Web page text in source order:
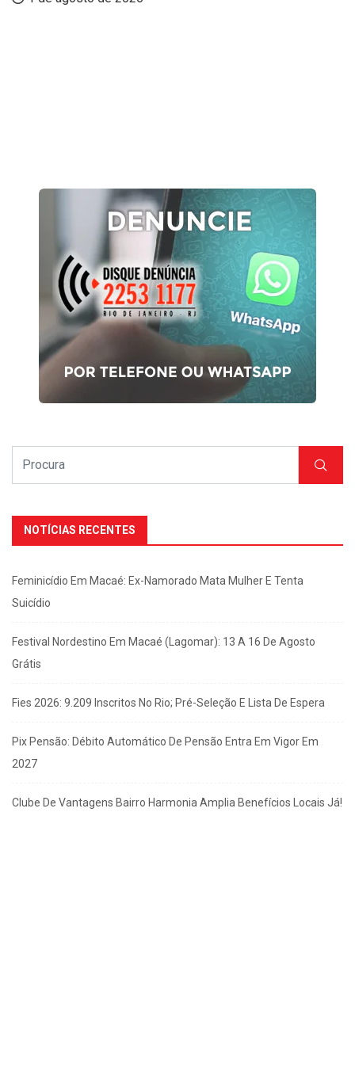
NOTÍCIAS RECENTES
Feminicídio Em Macaé: Ex-Namorado Mata Mulher E Tenta
Suicídio
Festival Nordestino Em Macaé (Lagomar): 13 A 16 De Agosto
Grátis
Fies 2026: 9.209 Inscritos No Rio; Pré-Seleção E Lista De Espera
Pix Pensão: Débito Automático De Pensão Entra Em Vigor Em
2027
Clube De Vantagens Bairro Harmonia Amplia Benefícios Locais Já!